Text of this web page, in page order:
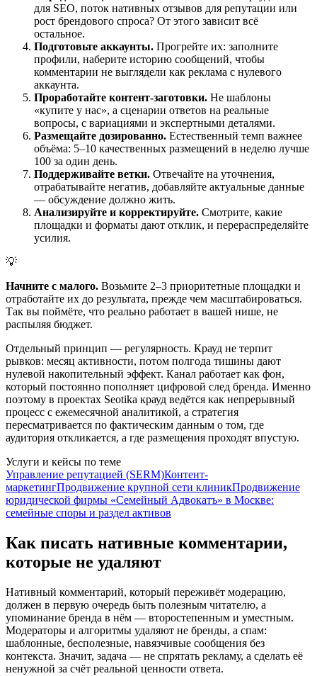
для SEO, поток нативных отзывов для репутации или
рост брендового спроса? От этого зависит всё
остальное.
Подготовьте аккаунты. Прогрейте их: заполните
профили, наберите историю сообщений, чтобы
комментарии не выглядели как реклама с нулевого
аккаунта.
Проработайте контент-заготовки. Не шаблоны
«купите у нас», а сценарии ответов на реальные
вопросы, с вариациями и экспертными деталями.
Размещайте дозированно. Естественный темп важнее
объёма: 5–10 качественных размещений в неделю лучше
100 за один день.
Поддерживайте ветки. Отвечайте на уточнения,
отрабатывайте негатив, добавляйте актуальные данные
— обсуждение должно жить.
Анализируйте и корректируйте. Смотрите, какие
площадки и форматы дают отклик, и перераспределяйте
усилия.
💡
Начните с малого. Возьмите 2–3 приоритетные площадки и
отработайте их до результата, прежде чем масштабироваться.
Так вы поймёте, что реально работает в вашей нише, не
распыляя бюджет.
Отдельный принцип — регулярность. Крауд не терпит
рывков: месяц активности, потом полгода тишины дают
нулевой накопительный эффект. Канал работает как фон,
который постоянно пополняет цифровой след бренда. Именно
поэтому в проектах Seotika крауд ведётся как непрерывный
процесс с ежемесячной аналитикой, а стратегия
пересматривается по фактическим данным о том, где
аудитория откликается, а где размещения проходят впустую.
Услуги и кейсы по теме
Управление репутацией (SERM)Контент-
маркетингПродвижение крупной сети клиникПродвижение
юридической фирмы «Семейный Адвокатъ» в Москве:
семейные споры и раздел активов
Как писать нативные комментарии,
которые не удаляют
Нативный комментарий, который переживёт модерацию,
должен в первую очередь быть полезным читателю, а
упоминание бренда в нём — второстепенным и уместным.
Модераторы и алгоритмы удаляют не бренды, а спам:
шаблонные, бесполезные, навязчивые сообщения без
контекста. Значит, задача — не спрятать рекламу, а сделать её
ненужной за счёт реальной ценности ответа.